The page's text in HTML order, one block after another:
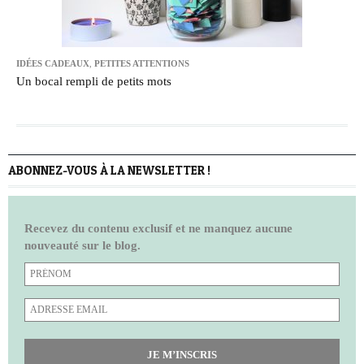
IDÉES CADEAUX PETITES ATTENTIONS
Un bocal rempli de petits mots
ABONNEZ-VOUS À LA NEWSLETTER !
Recevez du contenu exclusif et ne manquez aucune
nouveauté sur le blog.
JE M’INSCRIS